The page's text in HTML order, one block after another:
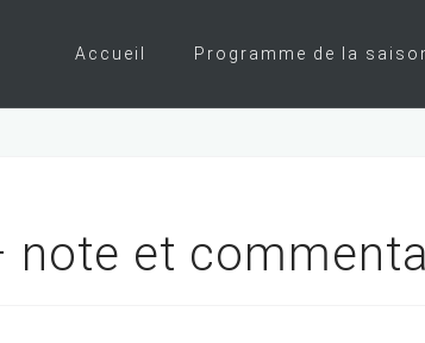
Accueil Programme de la
note et